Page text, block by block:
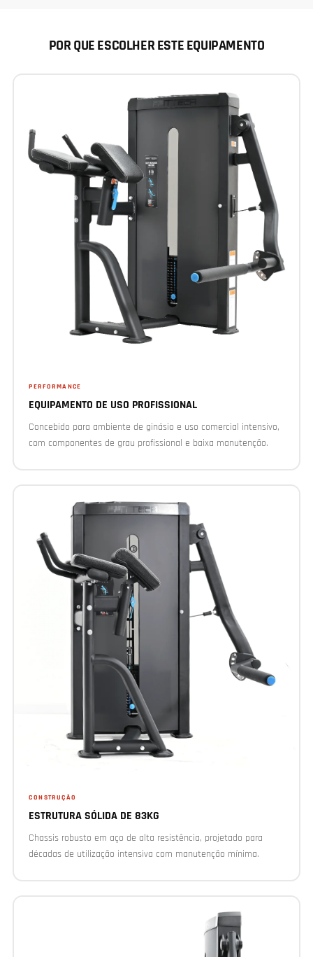
POR QUE ESCOLHER ESTE EQUIPAMENTO
PERFORMANCE
EQUIPAMENTO DE USO PROFISSIONAL
Concebido para ambiente de ginásio e uso comercial intensivo,
com componentes de grau profissional e baixa manutenção.
CONSTRUÇÃO
ESTRUTURA SÓLIDA DE 83KG
Chassis robusto em aço de alta resistência, projetado para
décadas de utilização intensiva com manutenção mínima.